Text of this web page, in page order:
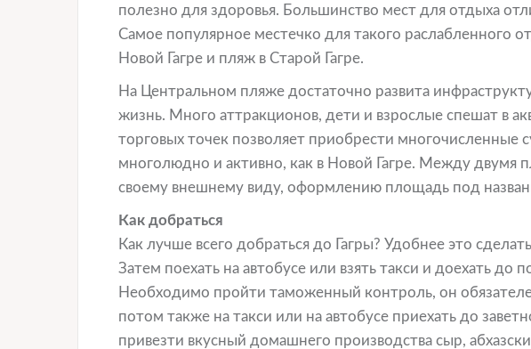
полезно для здоровья. Большинство мест для отдыха
Самое популярное местечко для такого раслабленного
Новой Гагре и пляж в Старой Гагре.
На Центральном пляже достаточно развита
жизнь. Много аттракционов, дети и взрослые спешат в
торговых точек позволяет приобрести многочисленные
многолюдно и активно, как в Новой Гагре. Между двумя
своему внешнему виду, оформлению площадь под
Как добраться
Как лучше всего добраться до Гагры? Удобнее это
Затем поехать на автобусе или взять такси и доехать до
Необходимо пройти таможенный контроль, он
потом также на такси или на автобусе приехать до
привезти вкусный домашнего производства сыр,